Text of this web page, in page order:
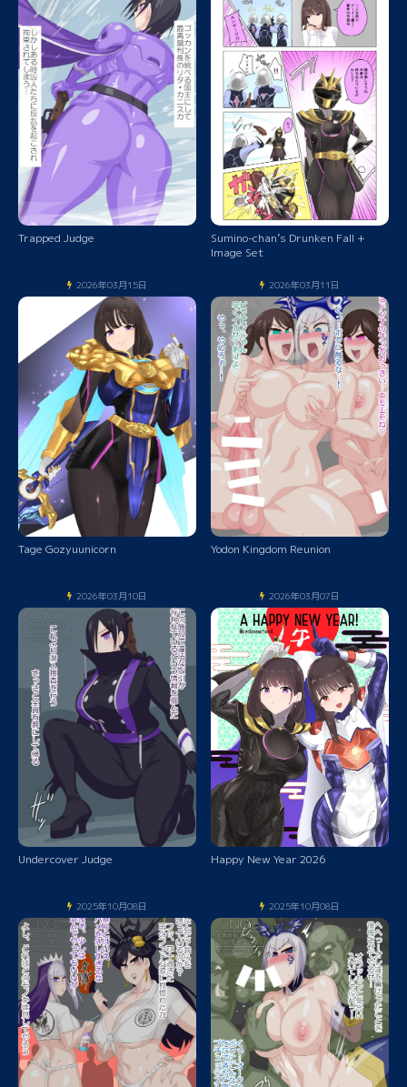
Trapped Judge
Sumino-chan’s Drunken Fall +
Image Set
2026年03月15日
Tage Gozyuunicorn
2026年03月11日
Yodon Kingdom Reunion
2026年03月10日
Undercover Judge
2026年03月07日
Happy New Year 2026
2025年10月08日 2025年10月08日